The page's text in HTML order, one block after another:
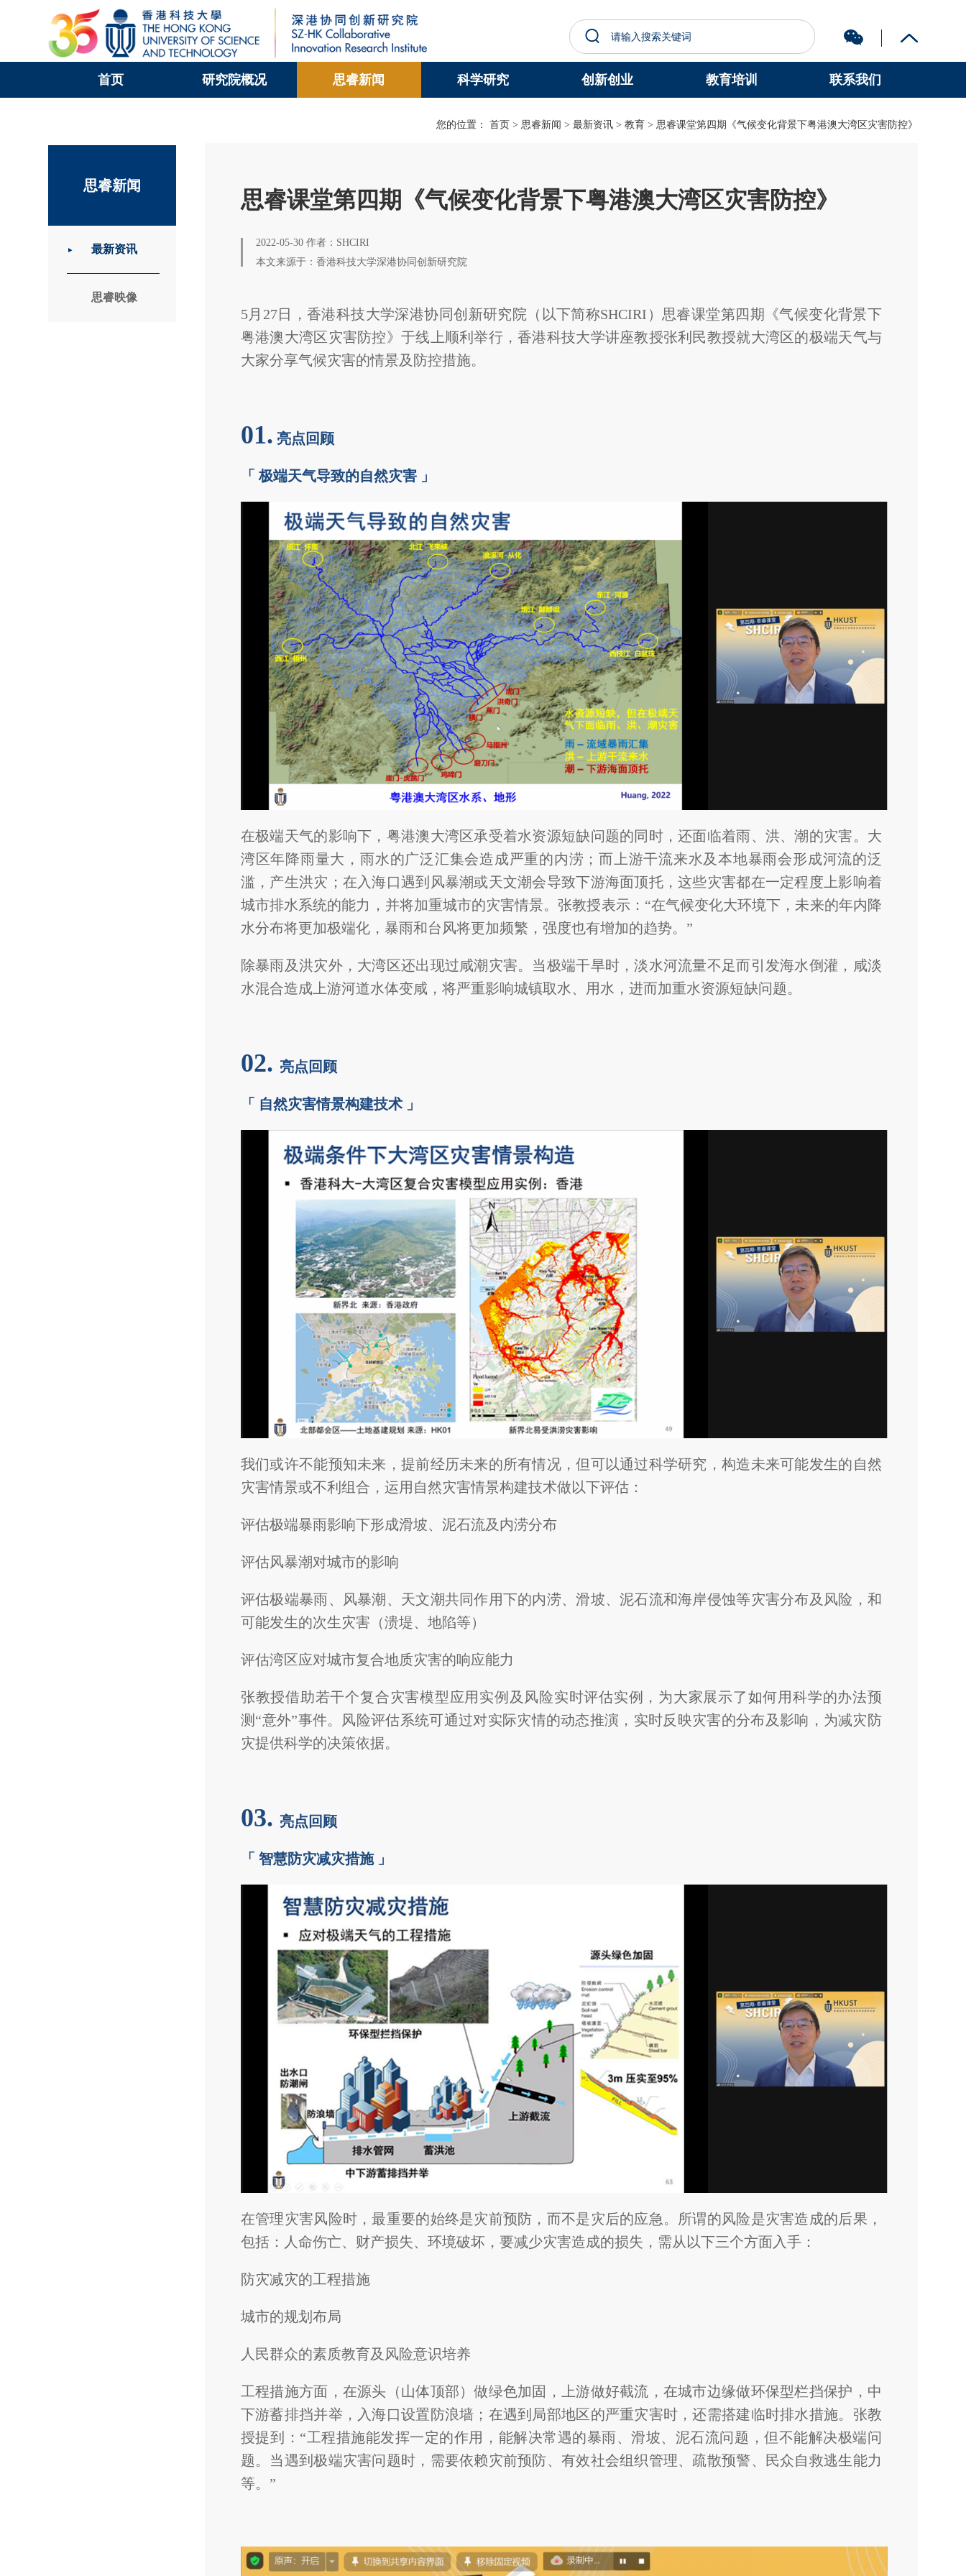
科大新闻 学术部门索引 生活@科大
教授简录 认识科大
首页 研究院概况 思睿新闻 科学研究 创新创业 教育培训 联系我们
思睿新闻
最新资讯
思睿映像
您的位置： 首页 > 思睿新闻 > 最新资讯> 教育 > 思睿课堂第四期《气候变化背景下粤港澳大湾区灾害防控》
思睿课堂第四期《气候变化背景下粤港澳大湾区灾害防控》
2022-05-30 作者：SHCIRI
本文来源于：香港科技大学深港协同创新研究院
5月27日，香港科技大学深港协同创新研究院（以下简称SHCIRI）思睿课堂第四期《气候变化背景下
粤港澳大湾区灾害防控》于线上顺利举行，香港科技大学讲座教授张利民教授就大湾区的极端天气与
大家分享气候灾害的情景及防控措施。
01. 亮点回顾
「 极端天气导致的自然灾害 」
在极端天气的影响下，粤港澳大湾区承受着水资源短缺问题的同时，还面临着雨、洪、潮的灾害。大
湾区年降雨量大，雨水的广泛汇集会造成严重的内涝；而上游干流来水及本地暴雨会形成河流的泛
滥，产生洪灾；在入海口遇到风暴潮或天文潮会导致下游海面顶托，这些灾害都在一定程度上影响着
城市排水系统的能力，并将加重城市的灾害情景。张教授表示：“在气候变化大环境下，未来的年内降
水分布将更加极端化，暴雨和台风将更加频繁，强度也有增加的趋势。”
除暴雨及洪灾外，大湾区还出现过咸潮灾害。当极端干旱时，淡水河流量不足而引发海水倒灌，咸淡
水混合造成上游河道水体变咸，将严重影响城镇取水、用水，进而加重水资源短缺问题。
02. 亮点回顾
「 自然灾害情景构建技术 」
我们或许不能预知未来，提前经历未来的所有情况，但可以通过科学研究，构造未来可能发生的自然
灾害情景或不利组合，运用自然灾害情景构建技术做以下评估：
评估极端暴雨影响下形成滑坡、泥石流及内涝分布
评估风暴潮对城市的影响
评估极端暴雨、风暴潮、天文潮共同作用下的内涝、滑坡、泥石流和海岸侵蚀等灾害分布及风险，和
可能发生的次生灾害（溃堤、地陷等）
评估湾区应对城市复合地质灾害的响应能力
张教授借助若干个复合灾害模型应用实例及风险实时评估实例，为大家展示了如何用科学的办法预
测“意外”事件。风险评估系统可通过对实际灾情的动态推演，实时反映灾害的分布及影响，为减灾防
灾提供科学的决策依据。
03. 亮点回顾
「 智慧防灾减灾措施 」
在管理灾害风险时，最重要的始终是灾前预防，而不是灾后的应急。所谓的风险是灾害造成的后果，
包括：人命伤亡、财产损失、环境破坏，要减少灾害造成的损失，需从以下三个方面入手：
防灾减灾的工程措施
城市的规划布局
人民群众的素质教育及风险意识培养
工程措施方面，在源头（山体顶部）做绿色加固，上游做好截流，在城市边缘做环保型栏挡保护，中
下游蓄排挡并举，入海口设置防浪墙；在遇到局部地区的严重灾害时，还需搭建临时排水措施。张教
授提到：“工程措施能发挥一定的作用，能解决常遇的暴雨、滑坡、泥石流问题，但不能解决极端问
题。当遇到极端灾害问题时，需要依赖灾前预防、有效社会组织管理、疏散预警、民众自救逃生能力
等。”